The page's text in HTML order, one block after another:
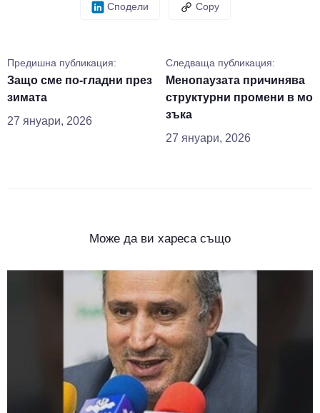
Сподели Copy
Предишна публикация:
Защо сме по-гладни през
зимата
27 януари, 2026
Следваща публикация:
Менопаузата причинява
структурни промени в мо
зъка
27 януари, 2026
Може да ви хареса също